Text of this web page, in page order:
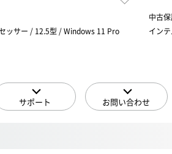
ッサー / 12.5型 / Windows 11 Pro
中古
イン
サポート お問い合わせ